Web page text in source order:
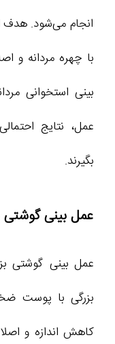
انجام می‌شود. هدف
با چهره مردانه
بینی استخوانی
عمل، نتایج
بگیرند.
عمل بینی گوشتی
عمل بینی گوشتی
بزرگی با پوست
کاهش اندازه و